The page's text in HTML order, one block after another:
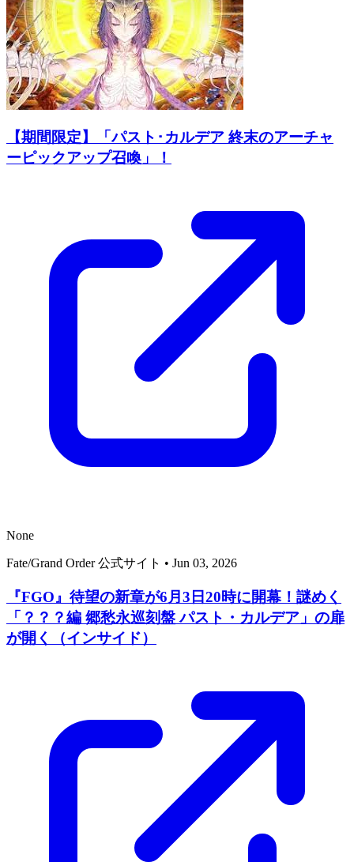
【期間限定】「パスト･カルデア 終末のアーチャ
ーピックアップ召喚」！
None
Fate/Grand Order 公式サイト • Jun 03, 2026
『FGO』待望の新章が6月3日20時に開幕！謎めく
「？？？編 郷愁永巡刻盤 パスト・カルデア」の扉
が開く（インサイド）